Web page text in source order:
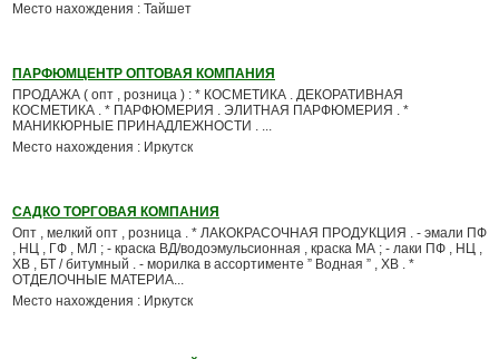
Место нахождения : Тайшет
ПАРФЮМЦЕНТР ОПТОВАЯ КОМПАНИЯ
ПРОДАЖА ( опт , розница ) : * КОСМЕТИКА . ДЕКОРАТИВНАЯ
КОСМЕТИКА . * ПАРФЮМЕРИЯ . ЭЛИТНАЯ ПАРФЮМЕРИЯ . *
МАНИКЮРНЫЕ ПРИНАДЛЕЖНОСТИ . ...
Место нахождения : Иркутск
САДКО ТОРГОВАЯ КОМПАНИЯ
Опт , мелкий опт , розница . * ЛАКОКРАСОЧНАЯ ПРОДУКЦИЯ . - эмали ПФ
, НЦ , ГФ , МЛ ; - краска ВД/водоэмульсионная , краска МА ; - лаки ПФ , НЦ ,
ХВ , БТ / битумный . - морилка в ассортименте ” Водная ” , ХВ . *
ОТДЕЛОЧНЫЕ МАТЕРИА...
Место нахождения : Иркутск